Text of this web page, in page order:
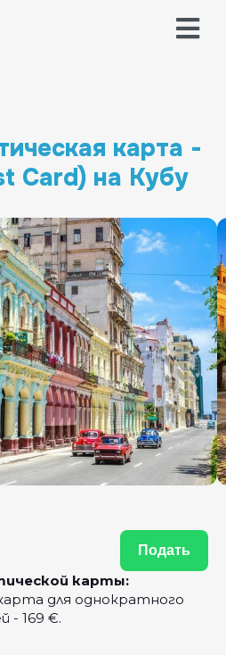
карта -
Card) на Кубу
Подать
карты:
для однократного
- 169 €‎.